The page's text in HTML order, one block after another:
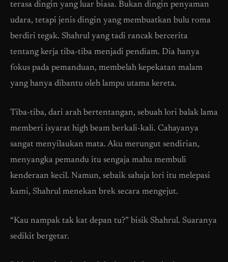
terasa dingin yang luar biasa. Bukan dingin penyaman
udara, tetapi jenis dingin yang membuatkan bulu roma
berdiri tegak. Shahrul yang tadi rancak bercerita
tentang kerja tiba-tiba menjadi pendiam. Dia hanya
fokus pada pemanduan, membelah kepekatan malam
yang hanya dibantu oleh lampu utama kereta.
Tiba-tiba, dari arah bertentangan, sebuah lori balak lama
memberi isyarat high beam berkali-kali. Cahayanya
sangat menyilaukan mata. Aku merungut sendirian,
menyangka pemandu itu sengaja mahu membuli
kenderaan kecil. Namun, sebaik sahaja lori itu melepasi
kami, Shahrul menekan brek secara mengejut.
“Kau nampak tak kat depan tu?” bisik Shahrul. Suaranya
sedikit bergetar.